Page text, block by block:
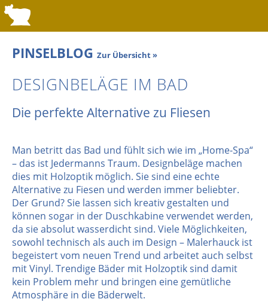
PINSELBLOG Zur Übersicht »
DESIGNBELÄGE IM BAD
Die perfekte Alternative zu Fliesen
Man betritt das Bad und fühlt sich wie im „Home-Spa“
– das ist Jedermanns Traum. Designbeläge machen
dies mit Holzoptik möglich. Sie sind eine echte
Alternative zu Fiesen und werden immer beliebter.
Der Grund? Sie lassen sich kreativ gestalten und
können sogar in der Duschkabine verwendet werden,
da sie absolut wasserdicht sind. Viele Möglichkeiten,
sowohl technisch als auch im Design – Malerhauck ist
begeistert vom neuen Trend und arbeitet auch selbst
mit Vinyl. Trendige Bäder mit Holzoptik sind damit
kein Problem mehr und bringen eine gemütliche
Atmosphäre in die Bäderwelt.